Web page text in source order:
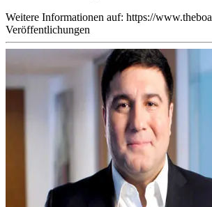
Weitere Informationen auf: https://
Veröffentlichungen